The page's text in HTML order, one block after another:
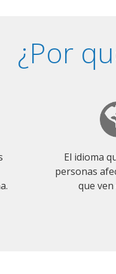
¿Por
El idioma
personas
que